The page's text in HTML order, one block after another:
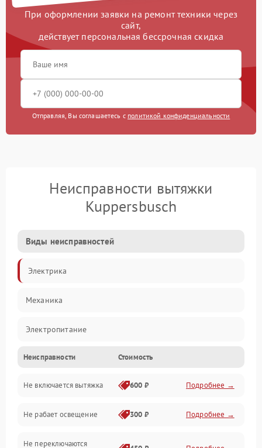
При оформлении заявки на ремонт техники через
сайт,
действует персональная бессрочная скидка
Отправляя, Вы соглашаетесь с политикой конфиденциальности
Неисправности вытяжки
Kuppersbusch
Виды неисправностей
Электрика
Механика
Электропитание
Вентиляция
Освещение
Механические повреждения
Неисправности Стоимость
Не включается вытяжка 600 ₽ Подробнее →
Не рабает освещение 300 ₽ Подробнее →
Не переключаются